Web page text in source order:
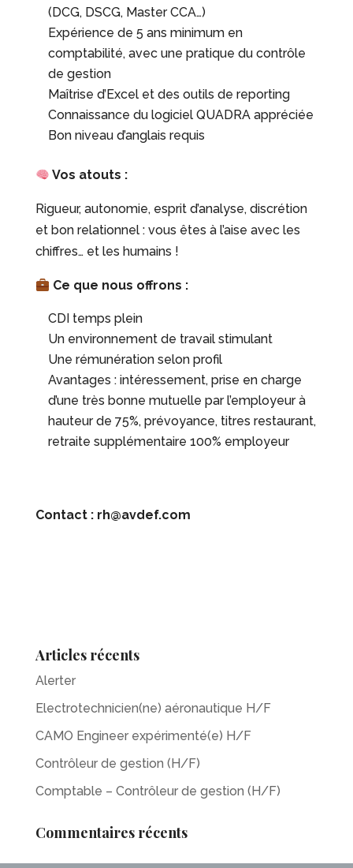
(DCG, DSCG, Master CCA…)
Expérience de 5 ans minimum en
comptabilité, avec une pratique du contrôle
de gestion
Maîtrise d’Excel et des outils de reporting
Connaissance du logiciel QUADRA appréciée
Bon niveau d’anglais requis
Vos atouts :
Rigueur, autonomie, esprit d’analyse, discrétion
et bon relationnel : vous êtes à l’aise avec les
chiffres… et les humains !
Ce que nous offrons :
CDI temps plein
Un environnement de travail stimulant
Une rémunération selon profil
Avantages : intéressement, prise en charge
d’une très bonne mutuelle par l’employeur à
hauteur de 75%, prévoyance, titres restaurant,
retraite supplémentaire 100% employeur
Contact : rh@avdef.com
Articles récents
Alerter
Electrotechnicien(ne) aéronautique H/F
CAMO Engineer expérimenté(e) H/F
Contrôleur de gestion (H/F)
Comptable – Contrôleur de gestion (H/F)
Commentaires récents